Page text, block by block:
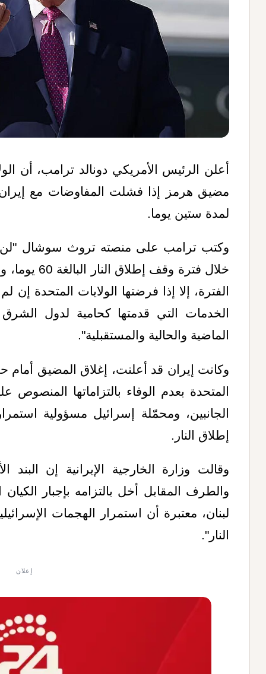
أعلن الرئيس الأمريكي دونالد ترامب، أن
مضيق هرمز إذا فشلت المفاوضات مع إيران
لمدة ستين يوما.
وكتب ترامب على منصته تروث سوشال
خلال فترة
الفترة، إلا إذا فرضتها الولايات المتحدة
الخدمات التي قدمتها كحامية لدول
الماضية والحالية والمستقبلية".
وكانت إيران قد أعلنت، إغلاق المضيق أمام
المتحدة بعدم الوفاء بالتزاماتها المنصوص
الجانبين، ومحمّلة إسرائيل مسؤولية استمرار
إطلاق النار.
وقالت وزارة الخارجية الإيرانية إن
والطرف المقابل أخل بالتزامه بإجبار
لبنان، معتبرة أن استمرار الهجمات
النار".
إعلان